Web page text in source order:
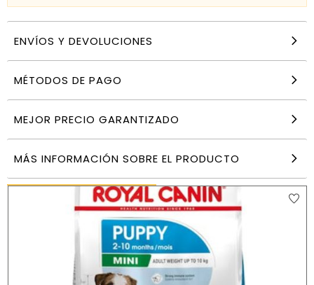
ENVÍOS Y DEVOLUCIONES
MÉTODOS DE PAGO
MEJOR PRECIO GARANTIZADO
MÁS INFORMACIÓN SOBRE EL PRODUCTO
Medium87,99€
AÑADIR
PRODUCTOS SIMILARES